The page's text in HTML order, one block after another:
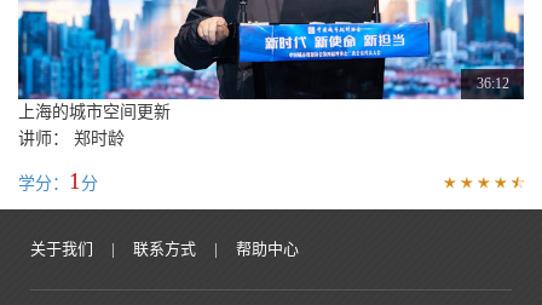
36:12
上海的城市空间更新
讲师： 郑时龄
学分： 1分
关于我们 | 联系方式 | 帮助中心